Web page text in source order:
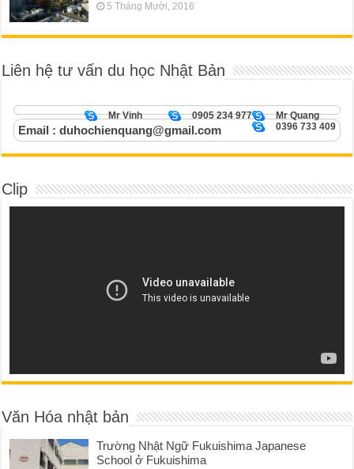
5 Tháng Mười, 2016
Liên hệ tư vấn du học Nhật Bản
Mr Quang
0905 234 977
Mr Vinh
0396 733 409
Email : duhochienquang@gmail.com
Clip
Văn Hóa nhật bản
Trường Nhật Ngữ Fukuishima Japanese
School ở Fukuishima